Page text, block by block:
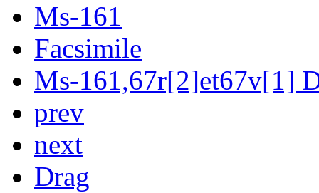
Ms-161
Facsimile
Ms-161,67r[2]et67v[1]
prev
next
Drag